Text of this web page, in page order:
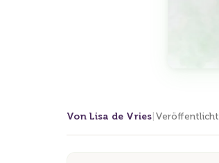
Von Lisa de Vries Veröffentlicht